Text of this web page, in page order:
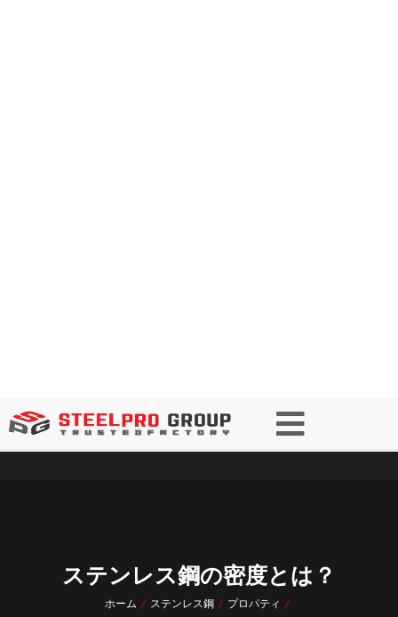
ステンレス鋼の密度とは？
ホーム / ステンレス鋼/ プロパティ /